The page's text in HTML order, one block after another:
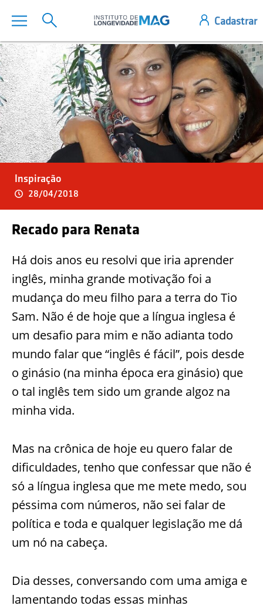
Inspiração
28/04/2018
Recado para Renata
Há dois anos eu resolvi que iria aprender
inglês, minha grande motivação foi a
mudança do meu filho para a terra do Tio
Sam. Não é de hoje que a língua inglesa é
um desafio para mim e não adianta todo
mundo falar que “inglês é fácil”, pois desde
o ginásio (na minha época era ginásio) que
o tal inglês tem sido um grande algoz na
minha vida.
Mas na crônica de hoje eu quero falar de
dificuldades, tenho que confessar que não é
só a língua inglesa que me mete medo, sou
péssima com números, não sei falar de
política e toda e qualquer legislação me dá
um nó na cabeça.
Dia desses, conversando com uma amiga e
lamentando todas essas minhas